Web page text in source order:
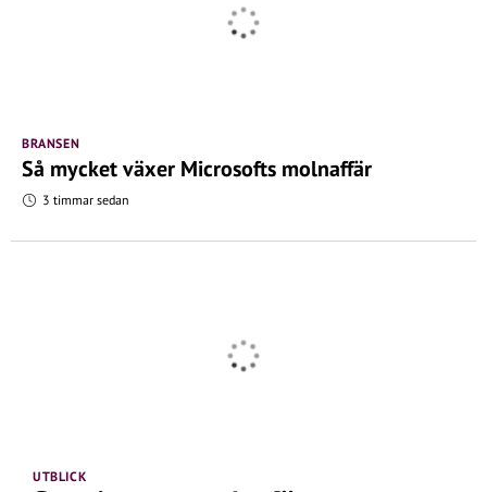
BRANSEN
Så mycket växer Microsofts molnaffär
3 timmar sedan
UTBLICK